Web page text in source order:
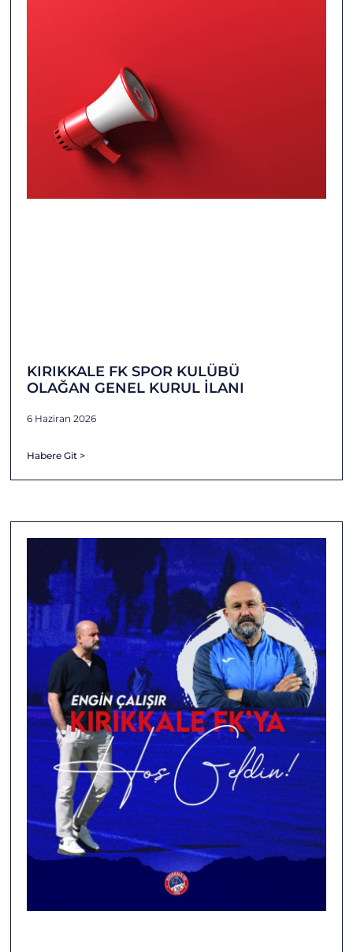
KIRIKKALE FK SPOR KULÜBÜ
OLAĞAN GENEL KURUL İLANI
6 Haziran 2026
Habere Git >